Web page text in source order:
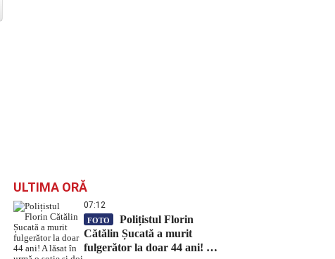
ULTIMA ORĂ
07:12
FOTO
Polițistul Florin
Cătălin Șucată a murit
fulgerător la doar 44 ani! A